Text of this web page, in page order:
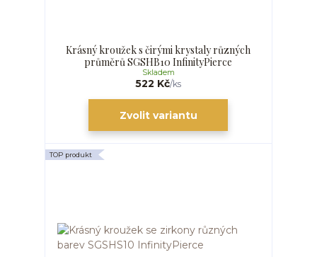
Krásný kroužek s čirými krystaly různých
průměrů SGSHB10 InfinityPierce
522 Kč/ks
Skladem
Zvolit variantu
TOP produkt